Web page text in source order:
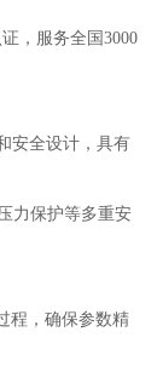
，服务全国3000
安全设计，具有
力保护等多重安
程，确保参数精